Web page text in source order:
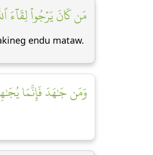
مَن كَانَ يَرۡجُواْ لِقَآءَ
endu mataw.
وَمَن جَٰهَدَ فَإِنَّمَا